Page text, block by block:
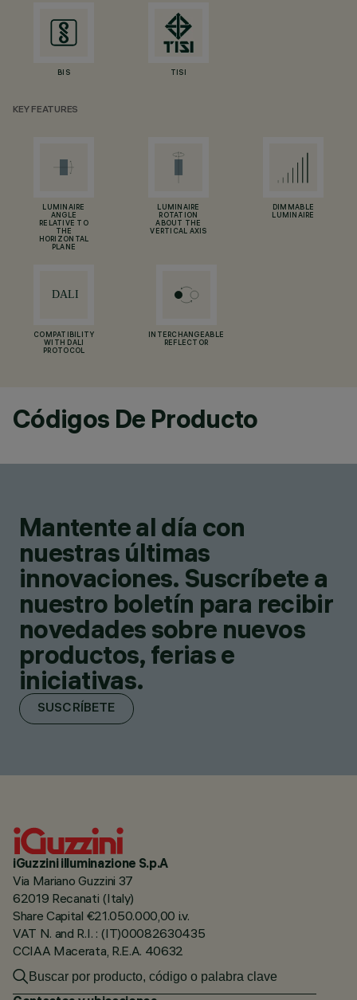
BIS TISI
KEY FEATURES
LUMINAIRE
ANGLE
RELATIVE TO
THE
HORIZONTAL
PLANE
LUMINAIRE
ROTATION
ABOUT THE
VERTICAL AXIS
DIMMABLE
LUMINAIRE
COMPATIBILITY
WITH DALI
PROTOCOL
INTERCHANGEABLE
REFLECTOR
Códigos De Producto
Mantente al día con
nuestras últimas
innovaciones. Suscríbete a
nuestro boletín para recibir
novedades sobre nuevos
productos, ferias e
iniciativas.
SUSCRÍBETE
iGuzzini illuminazione S.p.A
Via Mariano Guzzini 37
62019 Recanati (Italy)
Share Capital €21.050.000,00 i.v.
VAT N. and R.I. : (IT)00082630435
CCIAA Macerata, R.E.A. 40632